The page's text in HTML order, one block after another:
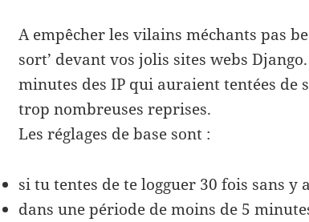
A empêcher les vilains méchants pas
sort’ devant vos jolis sites webs
minutes des IP qui auraient tentées de
trop nombreuses reprises.
Les réglages de base sont :
si tu tentes de te logguer 30 fois sans y
dans une période de moins de 5